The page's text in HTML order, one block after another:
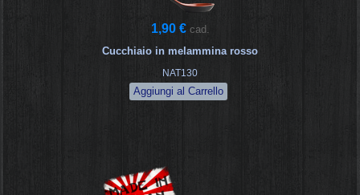
1,90 € cad.
Cucchiaio in melammina rosso
NAT130